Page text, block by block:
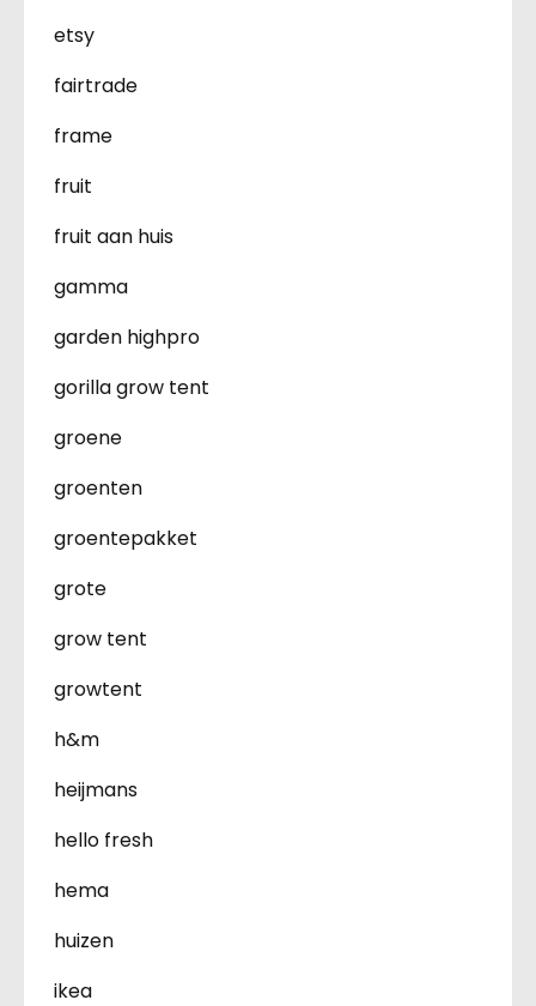
etsy
fairtrade
frame
fruit
fruit aan huis
gamma
garden highpro
gorilla grow tent
groene
groenten
groentepakket
grote
grow tent
growtent
h&m
heijmans
hello fresh
hema
huizen
ikea